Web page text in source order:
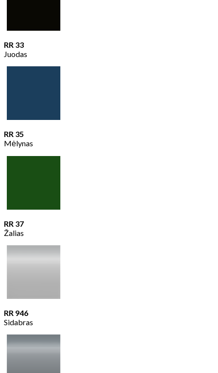
RR 33
Juodas
RR 35
Mėlynas
RR 37
Žalias
RR 946
Sidabras